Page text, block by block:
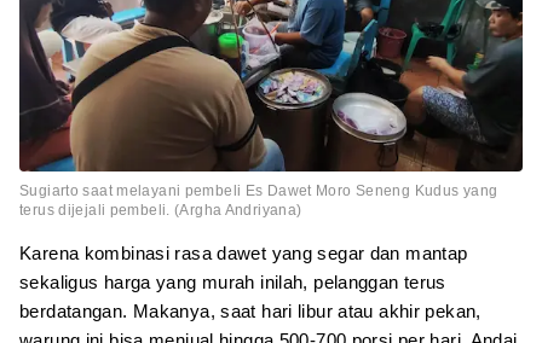
Sugiarto saat melayani pembeli Es Dawet Moro Seneng Kudus yang
terus dijejali pembeli. (Argha Andriyana)
Karena kombinasi rasa dawet yang segar dan mantap
sekaligus harga yang murah inilah, pelanggan terus
berdatangan. Makanya, saat hari libur atau akhir pekan,